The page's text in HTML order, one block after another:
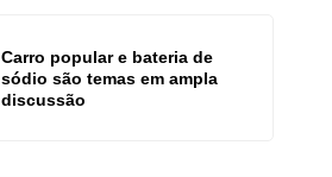
Carro popular e bateria de
sódio são temas em ampla
discussão